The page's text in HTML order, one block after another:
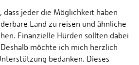
dass jeder die Möglichkeit haben
Land zu reisen und ähnliche
Finanzielle Hürden sollten dabei
möchte ich mich herzlich
bedanken. Dieses